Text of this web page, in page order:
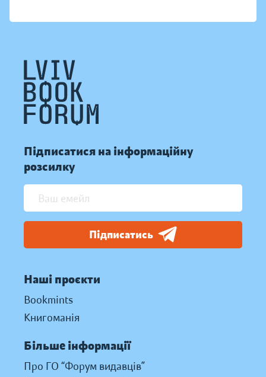
Підписатися на інформаційну
розсилку
Підписатись
Наші проєкти
Bookmints
Книгоманія
Більше інформації
Про ГО “Форум видавців”